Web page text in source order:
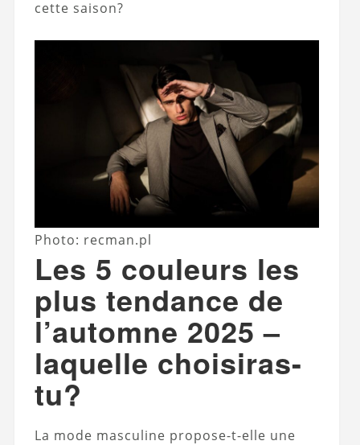
cette saison?
Photo: recman.pl
Les 5 couleurs les
plus tendance de
l’automne 2025 –
laquelle choisiras-
tu?
La mode masculine propose-t-elle une